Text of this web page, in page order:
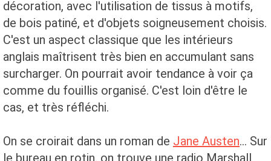
décoration, avec l'utilisation de tissus à motifs,
de bois patiné, et d'objets soigneusement choisis.
C'est un aspect classique que les intérieurs
anglais maîtrisent très bien en accumulant sans
surcharger. On pourrait avoir tendance à voir ça
comme du fouillis organisé. C'est loin d'être le
cas, et très réfléchi.
On se croirait dans un roman de Jane Austen... Sur
le bureau en rotin, on trouve une radio Marshall